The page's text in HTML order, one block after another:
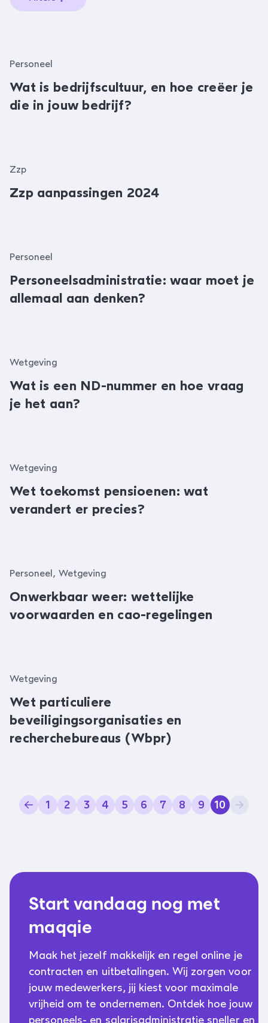
Personeel
Wat is bedrijfscultuur, en hoe creëer je
die in jouw bedrijf?
Zzp
Zzp aanpassingen 2024
Personeel
Personeelsadministratie: waar moet je
allemaal aan denken?
Wetgeving
Wat is een ND-nummer en hoe vraag
je het aan?
Wetgeving
Wet toekomst pensioenen: wat
verandert er precies?
Personeel, Wetgeving
Onwerkbaar weer: wettelijke
voorwaarden en cao-regelingen
Wetgeving
Wet particuliere
beveiligingsorganisaties en
recherchebureaus (Wbpr)
1 2 3 4 5 6 7 8 9 10
Start vandaag nog met
maqqie
Maak het jezelf makkelijk en regel online je
contracten en uitbetalingen. Wij zorgen voor
jouw medewerkers, jij kiest voor maximale
vrijheid om te ondernemen. Ontdek hoe jouw
personeels- en salarisadministratie sneller en